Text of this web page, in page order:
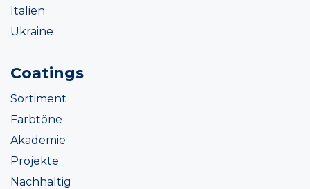
Italien
Ukraine
Coatings
Sortiment
Farbtöne
Akademie
Projekte
Nachhaltig